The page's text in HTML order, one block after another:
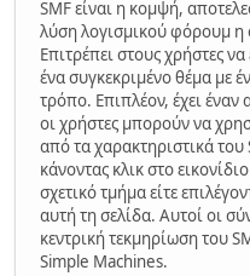
SMF είναι η κομψή,
λύση λογισμικού φόρουμ η
Επιτρέπει στους χρήστες
ένα συγκεκριμένο θέμα με
τρόπο. Επιπλέον, έχει
οι χρήστες μπορούν να
από τα χαρακτηριστικά του
κάνοντας κλικ στο
σχετικό τμήμα είτε
αυτή τη σελίδα. Αυτοί οι
κεντρική τεκμηρίωση του
Simple Machines.